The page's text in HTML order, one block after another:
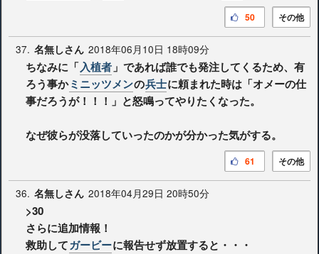
その他
50
37. 名無しさん 2018年06月10日 18時09分
ちなみに「入植者 」であれば誰でも発注してくるため、有
ろう事かミニッツメンの兵士に頼まれた時は「オメーの仕
事だろうが！！！」と怒鳴ってやりたくなった。
なぜ彼らが没落していったのかが分かった気がする。
その他
61
36. 名無しさん 2018年04月29日 20時50分
>30
さらに追加情報！
救助してガービーに報告せず放置すると・・・